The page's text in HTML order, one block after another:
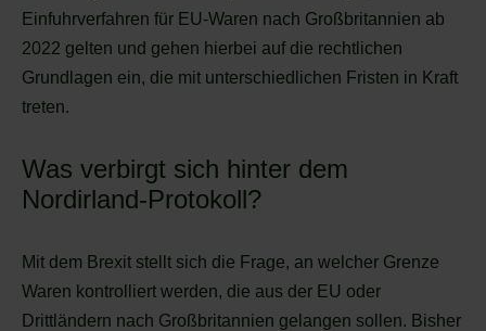
Einfuhrverfahren für EU-Waren nach Großbritannien ab
2022 gelten und gehen hierbei auf die rechtlichen
Grundlagen ein, die mit unterschiedlichen Fristen in Kraft
treten.
Was verbirgt sich hinter dem
Nordirland-Protokoll?
Mit dem Brexit stellt sich die Frage, an welcher Grenze
Waren kontrolliert werden, die aus der EU oder
Drittländern nach Großbritannien gelangen sollen. Bisher